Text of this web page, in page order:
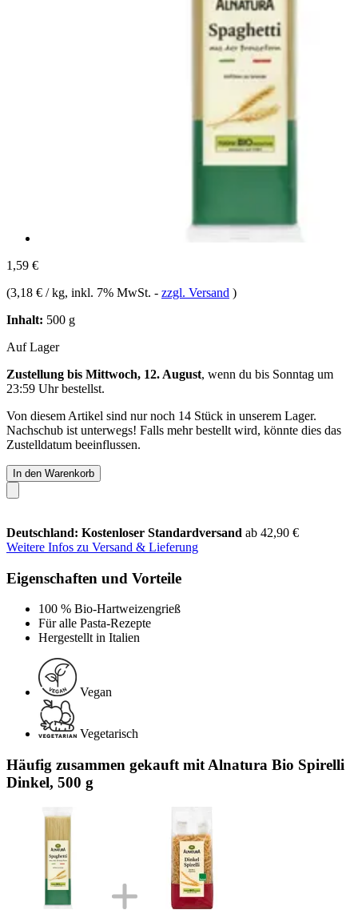
1,59 €
(3,18 € / kg, inkl. 7% MwSt. - zzgl. Versand )
Inhalt: 500 g
Auf Lager
Zustellung bis Mittwoch, 12. August, wenn du bis Sonntag um
23:59 Uhrbestellst.
Von diesem Artikel sind nur noch 14 Stück in unserem Lager.
Nachschub ist unterwegs! Falls mehr bestellt wird, könnte dies das
Zustelldatum beeinflussen.
In den Warenkorb
Deutschland: Kostenloser Standardversand ab 42,90 €
Weitere Infos zu Versand & Lieferung
Eigenschaften und Vorteile
100 % Bio-Hartweizengrieß
Für alle Pasta-Rezepte
Hergestellt in Italien
Vegan
Vegetarisch
Häufig zusammen gekauft mit Alnatura Bio Spirelli
Dinkel, 500 g